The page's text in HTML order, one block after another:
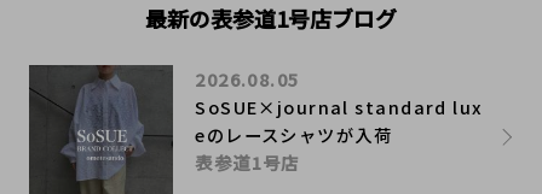
最新の表参道1号店ブログ
SoSUE×journal standard lux
eのレースシャツが入荷
2026.08.05
表参道1号店